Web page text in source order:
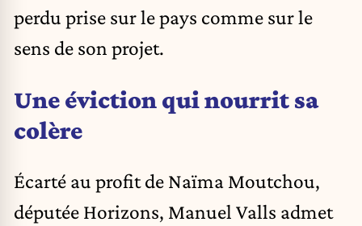
perdu prise sur le pays comme sur le
sens de son projet.
Une éviction qui nourrit sa
colère
Écarté au profit de Naïma Moutchou,
députée Horizons, Manuel Valls admet